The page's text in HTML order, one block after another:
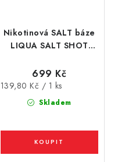
Nikotinová SALT báze
LIQUA SALT SHOT
/ 15mg
Skladem
699 Kč
Měrná
139,80 Kč / 1 ks